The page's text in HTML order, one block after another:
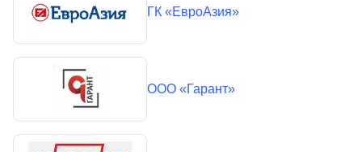
ГК «ЕвроАзия»
ООО «Гарант»